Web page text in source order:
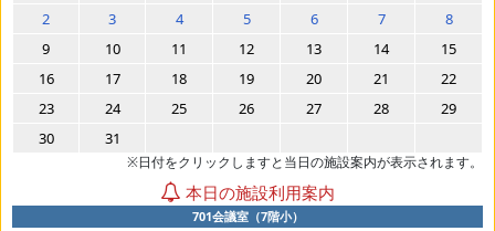
2
3 4 5 6 7
8
9
10 11 12 13 14
15
16
17 18 19 20 21
22
23
24 25 26 27 28
29
30
31
※日付をクリックしますと当日の施設案内が表示されます。
本日の施設利用案内
701会議室（7階小）